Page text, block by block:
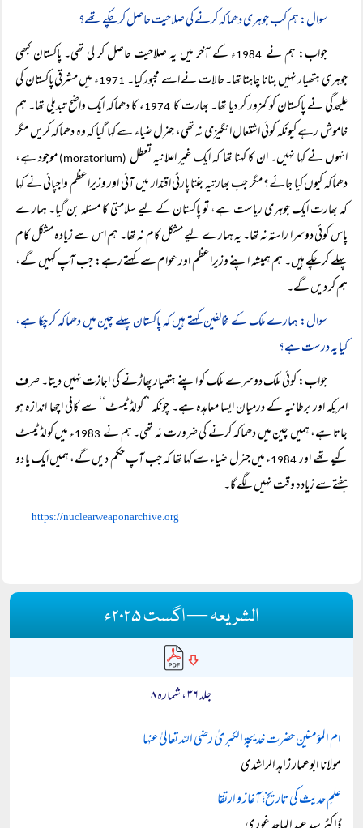
سوال: ہم کب جوہری دھماکہ کرنے کی صلاحیت حاصل کر چکے تھے؟
جواب: ہم نے 1984
ء کے آخر میں یہ صلاحیت حاصل کر لی تھی۔ پاکستان کبھی
جوہری ہتھیار نہیں بنانا چاہتا تھا۔ حالات نے اسے مجبور کیا۔
ء میں مشرقی پاکستان کی
علیحدگی نے پاکستان کو کمزور کر دیا تھا۔ بھارت کا
ء کا دھماکہ ایک واضح تبدیلی تھا۔ ہم
خاموش رہے کیونکہ کوئی اشتعال انگیزی نہ تھی، جنرل ضیاء سے کہا گیا کہ وہ دھماکہ کریں مگر
انہوں نے کہا نہیں۔ ان کا کہنا تھا کہ ایک غیر اعلانیہ تعطل (moratorium)
موجود ہے،
دھماکہ کیوں کیا جائے؟ مگر جب بھارتیہ جنتا پارٹی اقتدار میں آئی اور وزیراعظم واجپائی نے کہا
کہ بھارت ایک جوہری ریاست ہے، تو پاکستان کے لیے سلامتی کا مسئلہ بن گیا۔ ہمارے
پاس کوئی دوسرا راستہ نہ تھا۔ یہ ہمارے لیے مشکل کام نہ تھا۔ ہم اس سے زیادہ مشکل کام
پہلے کر چکے ہیں۔ ہم ہمیشہ اپنے وزیراعظم اور عوام سے کہتے رہے: جب آپ کہیں گے،
ہم کر دیں گے۔
سوال: ہمارے ملک کے مخالفین کہتے ہیں کہ پاکستان پہلے چین میں دھماکہ کر چکا ہے،
کیا یہ درست ہے؟
جواب: کوئی ملک دوسرے ملک کو اپنے ہتھیار پھاڑنے کی اجازت نہیں دیتا۔ صرف
امریکہ اور برطانیہ کے درمیان ایسا معاہدہ ہے۔ چونکہ ’’کولڈ ٹیسٹ‘‘ سے کافی اچھا اندازہ ہو
جاتا ہے، ہمیں چین میں دھماکہ کرنے کی ضرورت نہ تھی۔ ہم نے
ء میں کولڈ ٹیسٹ
کیے تھے اور1984
ء میں جنرل ضیاء سے کہا تھا کہ جب آپ حکم دیں گے، ہمیں ایک یا دو
ہفتے سے زیادہ وقت نہیں لگے گا۔
https://nuclearweaponarchive.org
الشریعہ — اگست ۲۰۲۵ء
جلد ۳۶ ، شمارہ ۸
ام المؤمنین حضرت خدیجۃ الکبریٰ رضی اللہ تعالیٰ عنہا
مولانا ابوعمار زاہد الراشدی
علمِ حدیث کی تاریخ؛ آغاز و ارتقا